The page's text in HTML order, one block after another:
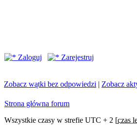
Zaloguj
Zarejestruj
Zobacz wątki bez odpowiedzi | Zobacz
Strona główna forum
Wszystkie czasy w strefie UTC + 2 [czas